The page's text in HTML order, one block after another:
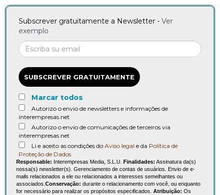
Subscrever gratuitamente a Newsletter - Ver
exemplo
SUBSCREVER GRATUITAMENTE
Marcar todos
Autorizo o envio de newsletters e informações de
interempresas.net
Autorizo o envio de comunicações de terceiros via
interempresas.net
Li e aceito as condições do Aviso legal e da Política de
Proteção de Dados
Responsable: Interempresas Media, S.L.U. Finalidades: Assinatura da(s)
nossa(s) newsletter(s). Gerenciamento de contas de usuários. Envio de e-
mails relacionados a ele ou relacionados a interesses semelhantes ou
associados. Conservação: durante o relacionamento com você, ou enquanto
for necessário para realizar os propósitos especificados. Atribuição: Os